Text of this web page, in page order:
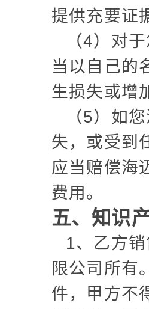
提供充要证
（4）对
当以自己的
生损失或增
（5）如
失，或受到
应当赔偿海
费用。
五、知识
1、乙方
限公司所有
件，甲方不